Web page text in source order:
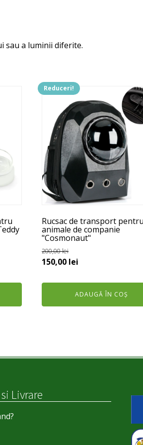
sau a luminii diferite.
Reduceri!
Rucsac de transport pentru
animale de companie
"Cosmonaut"
200,00lei
Prețul
a
150,00 lei
este:
150,00 lei.
ADAUGĂ ÎN COȘ
Livrare